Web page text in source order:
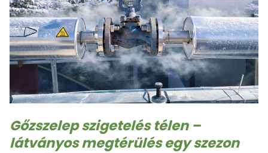
Gőzszelep szigetelés télen –
látványos megtérülés egy szezon